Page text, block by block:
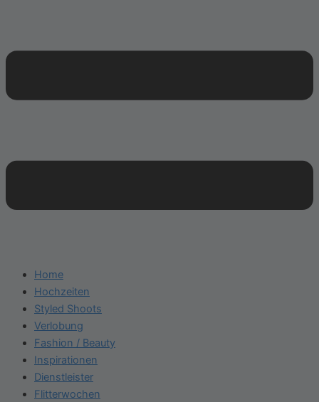
Home
Hochzeiten
Styled Shoots
Verlobung
Fashion / Beauty
Inspirationen
Dienstleister
Flitterwochen